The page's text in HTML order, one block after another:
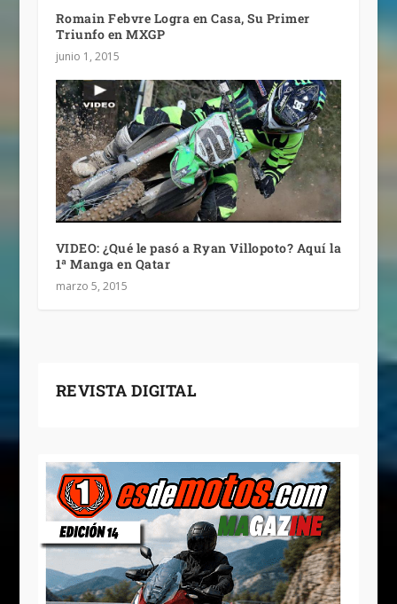
Romain Febvre Logra en Casa, Su Primer
Triunfo en MXGP
junio 1, 2015
VIDEO: ¿Qué le pasó a Ryan Villopoto? Aquí la
1ª Manga en Qatar
marzo 5, 2015
REVISTA DIGITAL